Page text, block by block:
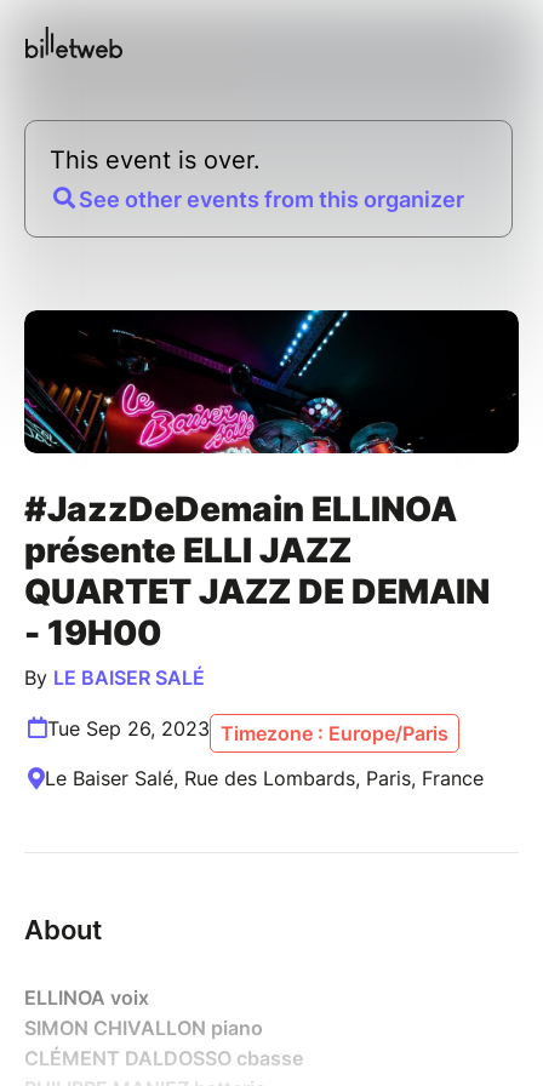
This event is over.
See other events from this organizer
#JazzDeDemain ELLINOA
présente ELLI JAZZ
QUARTET JAZZ DE DEMAIN
- 19H00
By LE BAISER SALÉ
Tue Sep 26, 2023 Timezone : Europe/Paris
Le Baiser Salé, Rue des Lombards, Paris, France
About
ELLINOA voix
SIMON CHIVALLON piano
CLÉMENT DALDOSSO cbasse